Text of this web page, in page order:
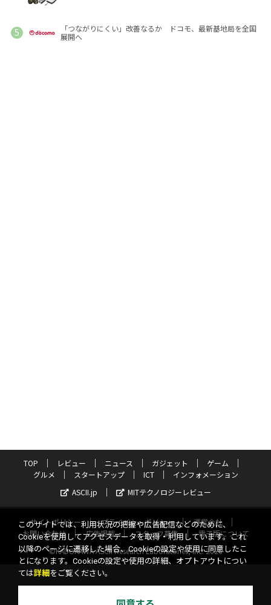
「つながりにくい」改善なるか ドコモ、最新基地局を全国
展開へ
TOP レビュー ニュース ガジェット
ゲーム
グルメ
スタートアップ ICT
インフォメーション
ASCII.jp
MITテクノロジーレビュー
サイトポリシー プライバシーポリシー
運営会社
お問い合わせ
広告掲載 スタッフ募集
電子版について
©KADOKAWA ASCII Research Laboratories, Inc. 2026
このサイトでは、利用状況の把握や広告配信などのために、
Cookieを使用してアクセスデータを取得・利用しています。これ
以降のページに遷移した場合、Cookieの設定や使用に同意したこ
とになります。Cookieの設定や使用の詳細、オプトアウトについ
ては詳細 をご覧ください。